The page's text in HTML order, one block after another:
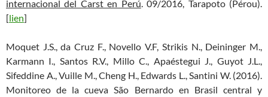
internacional del Carst en Perú. 09/2016, Tarapoto (Pérou).
[lien]
Moquet J.S., da Cruz F., Novello V.F, Strikis N., Deininger M.,
Karmann I., Santos R.V., Millo C., Apaéstegui J., Guyot J.L.,
Sifeddine A., Vuille M., Cheng H., Edwards L., Santini W. (2016).
Monitoreo de la cueva São Bernardo en Brasil central y